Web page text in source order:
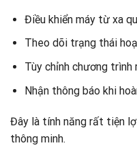
Điều khiển máy từ xa
Theo dõi trạng thái
Tùy chỉnh chương trình
Nhận thông báo khi
Đây là tính năng rất tiện
thông minh.